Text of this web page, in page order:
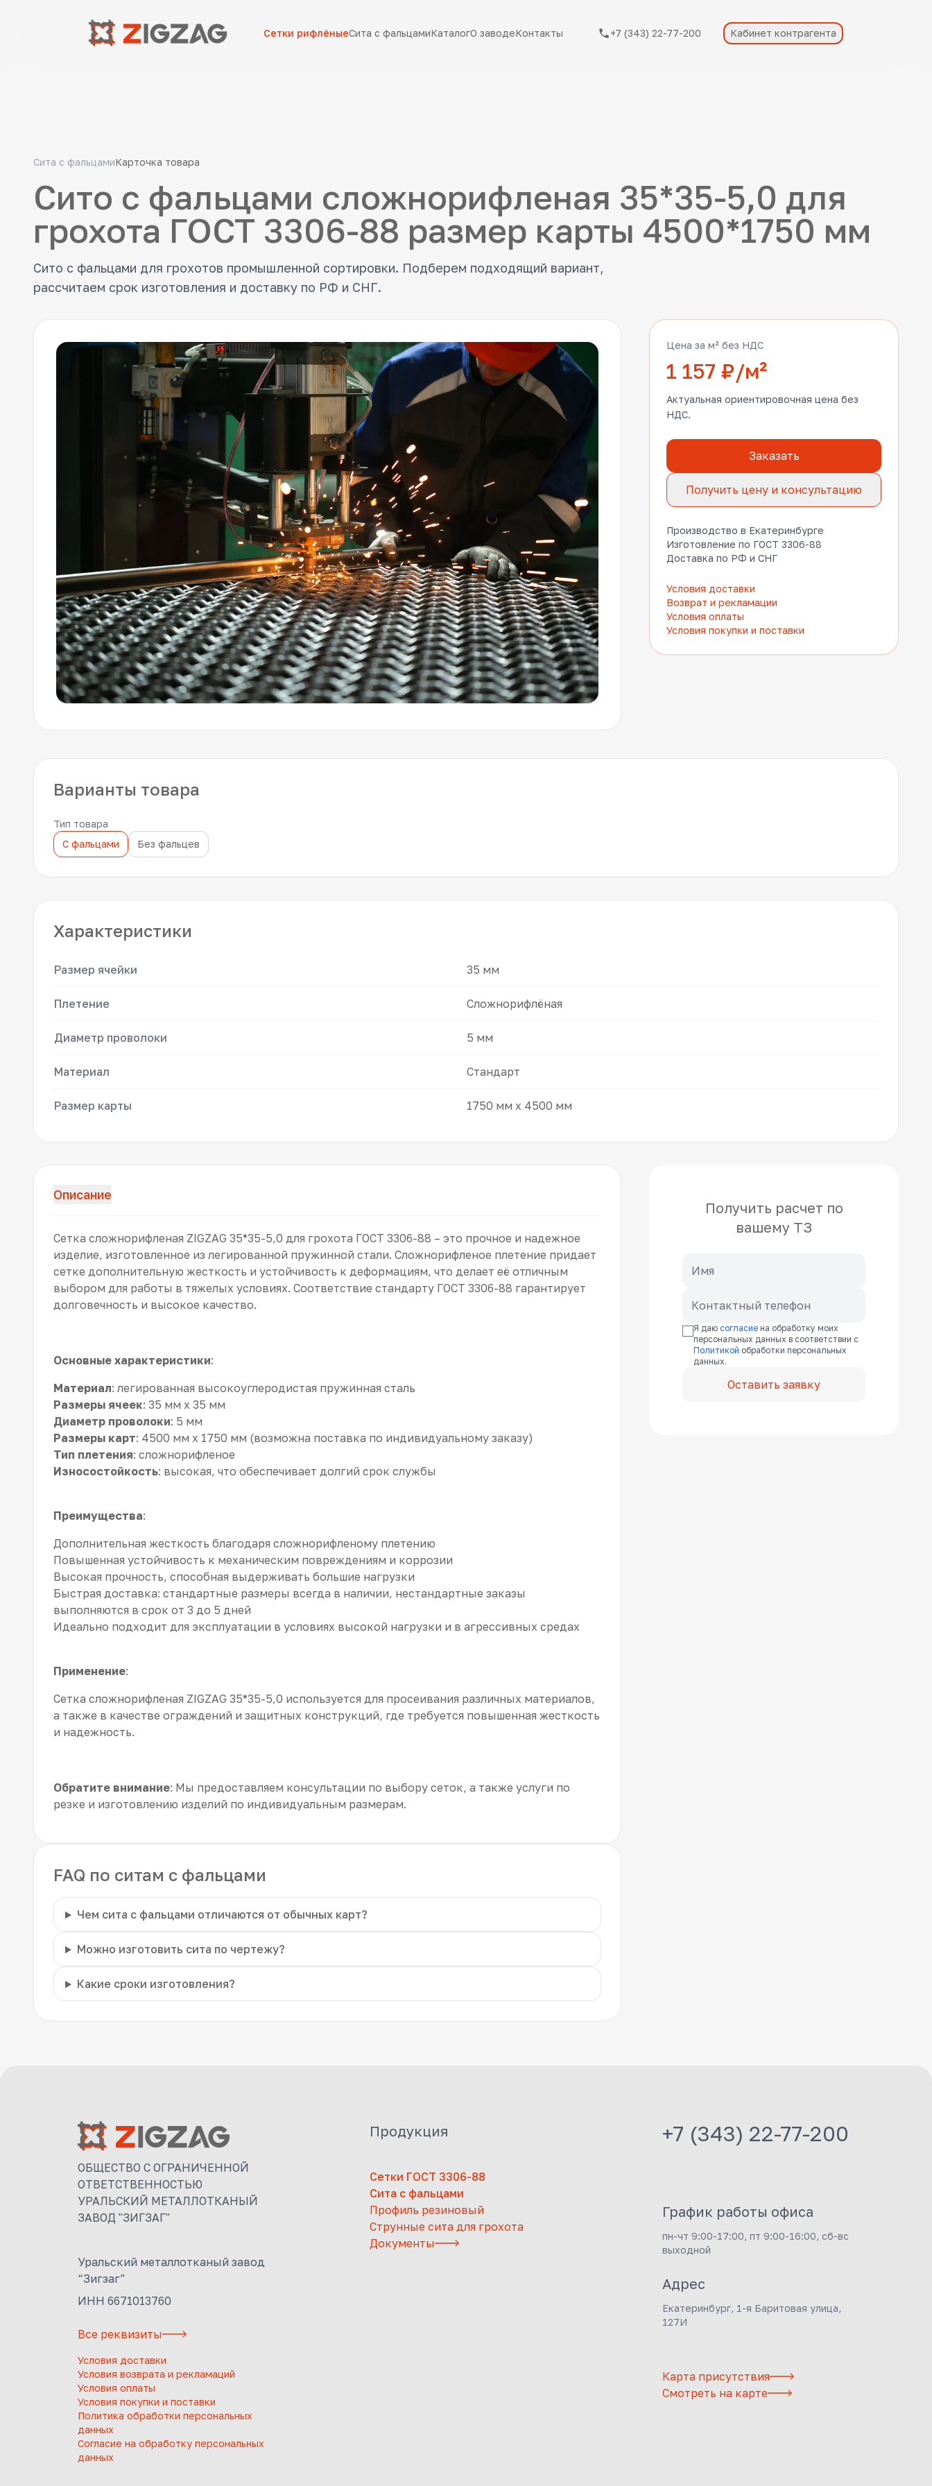
Сетки рифлёныеСита с фальцамиКаталогО заводеКонтакты +7 (343) 22-77-200 Кабинет контрагента
Сита с фальцамиКарточка товара
Сито с фальцами сложнорифленая 35*35-5,0 для
грохота ГОСТ 3306-88 размер карты 4500*1750 мм
Сито с фальцами для грохотов промышленной сортировки. Подберем подходящий вариант,
рассчитаем срок изготовления и доставку по РФ и СНГ.
Цена за м² без НДС
1 157 ₽/м²
Актуальная ориентировочная цена без
НДС.
Заказать
Получить цену и консультацию
Производство в Екатеринбурге
Изготовление по ГОСТ 3306-88
Доставка по РФ и СНГ
Условия доставки
Возврат и рекламации
Условия оплаты
Условия покупки и поставки
Варианты товара
Тип товара
С фальцами
Без фальцев
Характеристики
Размер ячейки 35 мм
Плетение Сложнорифлёная
Диаметр проволоки 5 мм
Материал Стандарт
Размер карты 1750 мм x 4500 мм
Описание
Сетка сложнорифленая ZIGZAG 35*35-5,0 для грохота ГОСТ 3306-88 – это прочное и надежное
изделие, изготовленное из легированной пружинной стали. Сложнорифленое плетение придает
сетке дополнительную жесткость и устойчивость к деформациям, что делает её отличным
выбором для работы в тяжелых условиях. Соответствие стандарту ГОСТ 3306-88 гарантирует
долговечность и высокое качество.
Основные характеристики:
Материал: легированная высокоуглеродистая пружинная сталь
Размеры ячеек: 35 мм x 35 мм
Диаметр проволоки: 5 мм
Размеры карт: 4500 мм x 1750 мм (возможна поставка по индивидуальному заказу)
Тип плетения: сложнорифленое
Износостойкость: высокая, что обеспечивает долгий срок службы
Преимущества:
Дополнительная жесткость благодаря сложнорифленому плетению
Повышенная устойчивость к механическим повреждениям и коррозии
Высокая прочность, способная выдерживать большие нагрузки
Быстрая доставка: стандартные размеры всегда в наличии, нестандартные заказы
выполняются в срок от 3 до 5 дней
Идеально подходит для эксплуатации в условиях высокой нагрузки и в агрессивных средах
Применение:
Сетка сложнорифленая ZIGZAG 35*35-5,0 используется для просеивания различных материалов,
а также в качестве ограждений и защитных конструкций, где требуется повышенная жесткость
и надежность.
Обратите внимание: Мы предоставляем консультации по выбору сеток, а также услуги по
резке и изготовлению изделий по индивидуальным размерам.
FAQ по ситам с фальцами
Чем сита с фальцами отличаются от обычных карт?
Можно изготовить сита по чертежу?
Какие сроки изготовления?
Получить расчет по
вашему ТЗ
Я даю согласие на обработку моих
персональных данных в соответствии с
Политикой обработки персональных
данных.
Оставить заявку
ОБЩЕСТВО С ОГРАНИЧЕННОЙ
ОТВЕТСТВЕННОСТЬЮ
УРАЛЬСКИЙ МЕТАЛЛОТКАНЫЙ
ЗАВОД "ЗИГЗАГ"
Уральский металлотканый завод
“Зигзаг”
ИНН 6671013760
Все реквизиты
Условия доставки
Условия возврата и рекламаций
Условия оплаты
Условия покупки и поставки
Политика обработки персональных
данных
Согласие на обработку персональных
данных
Продукция
Сетки ГОСТ 3306-88
Сита с фальцами
Профиль резиновый
Струнные сита для грохота
Документы
+7 (343) 22-77-200
График работы офиса
пн-чт 9:00-17:00, пт 9:00-16:00, сб-вс
выходной
Адрес
Екатеринбург, 1-я Баритовая улица,
127И
Карта присутствия
Смотреть на карте